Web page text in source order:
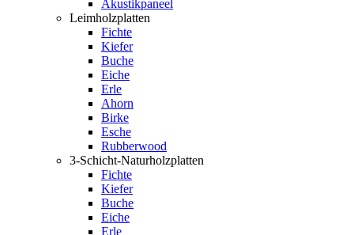
Akustikpaneel
Leimholzplatten
Fichte
Kiefer
Buche
Eiche
Erle
Ahorn
Birke
Esche
Rubberwood
3-Schicht-Naturholzplatten
Fichte
Kiefer
Buche
Eiche
Erle